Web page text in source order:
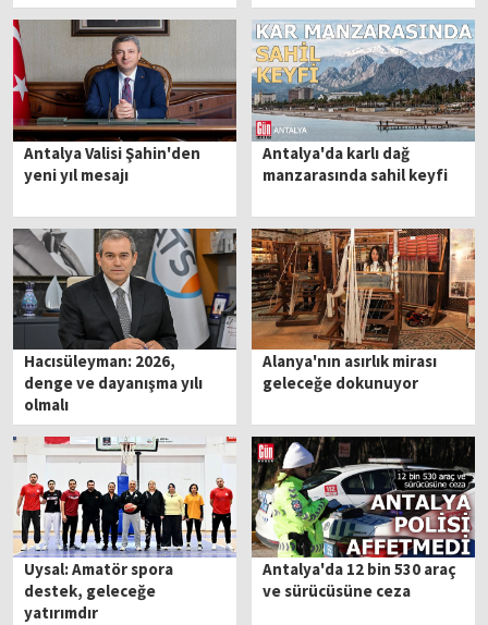
Antalya Valisi Şahin'den
yeni yıl mesajı
Antalya'da karlı dağ
manzarasında sahil keyfi
Hacısüleyman: 2026,
denge ve dayanışma yılı
olmalı
Alanya'nın asırlık mirası
geleceğe dokunuyor
Uysal: Amatör spora
destek, geleceğe
yatırımdır
Antalya'da 12 bin 530 araç
ve sürücüsüne ceza